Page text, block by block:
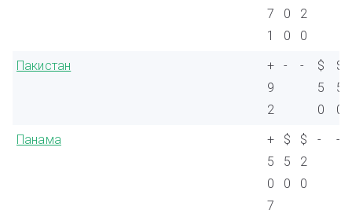
7
1
0
0
2
0
Пакистан
+
9
2
- -
$
5
0
$
5
0
Панама
+
5
0
7
$
5
0
$
2
0
- -